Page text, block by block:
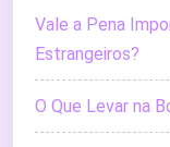
Vale a Pena
Estrangeiros?
O Que Levar na